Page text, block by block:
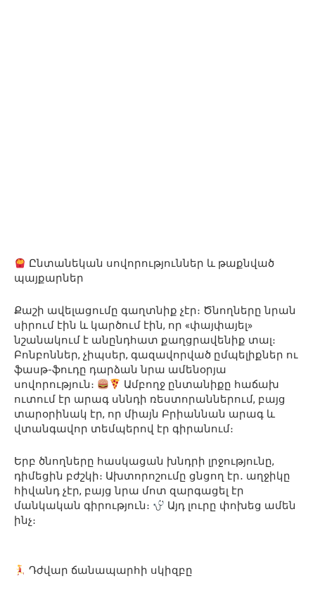
Ընտանեկան սովորություններ և թաքնված
պայքարներ
Քաշի ավելացումը գաղտնիք չէր։ Ծնողները նրան
սիրում էին և կարծում էին, որ «փայփայել»
նշանակում է անընդհատ քաղցրավենիք տալ։
Բոնբոններ, չիպսեր, գազավորված ըմպելիքներ ու
ֆասթ-ֆուդը դարձան նրա ամենօրյա
սովորություն։
Ամբողջ ընտանիքը հաճախ
ուտում էր արագ սննդի ռեստորաններում, բայց
տարօրինակ էր, որ միայն Բրիաննան արագ և
վտանգավոր տեմպերով էր գիրանում։
Երբ ծնողները հասկացան խնդրի լրջությունը,
դիմեցին բժշկի։ Ախտորոշումը ցնցող էր․ աղջիկը
հիվանդ չէր, բայց նրա մոտ զարգացել էր
մանկական գիրություն։
Այդ լուրը փոխեց ամեն
ինչ։
Դժվար ճանապարհի սկիզբը